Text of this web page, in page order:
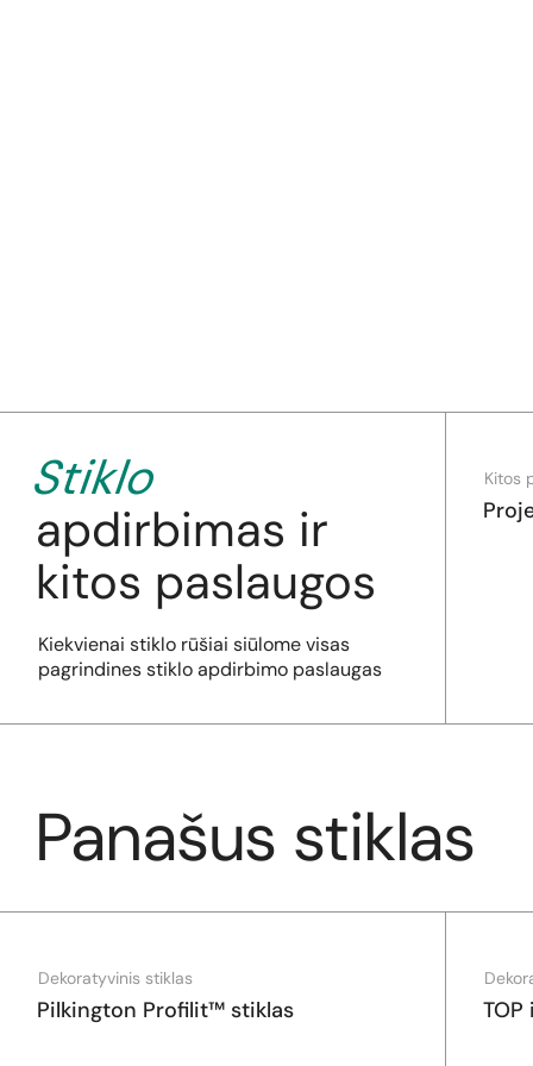
Stiklo
apdirbimas ir
kitos paslaugos
Kiekvienai stiklo rūšiai siūlome visas
pagrindines stiklo apdirbimo paslaugas
Kitos
Panašus stiklas
Dekoratyvinis stiklas
Pilkington Profilit™ stiklas